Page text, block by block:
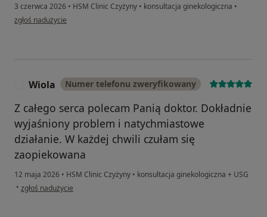
3 czerwca 2026 • HSM Clinic Czyżyny • konsultacja ginekologiczna •
w opinii użytkownika Halina
zgłoś nadużycie
Wiola Numer telefonu zweryfikowany
Z całego serca polecam Panią doktor. Dokładnie
wyjaśniony problem i natychmiastowe
działanie. W każdej chwili czułam się
zaopiekowana
12 maja 2026 • HSM Clinic Czyżyny • konsultacja ginekologiczna + USG
• w opinii użytkownika Wiola
zgłoś nadużycie